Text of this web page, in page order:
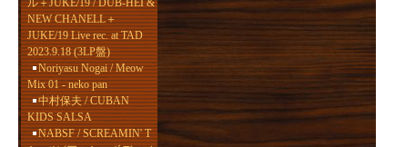
ル＋JUKE/19 / DUB-HEI &
NEW CHANELL＋
JUKE/19 Live rec. at TAD
2023.9.18 (3LP盤)
Noriyasu Nogai / Meow
Mix 01 - neko pan
中村保夫 / CUBAN
KIDS SALSA
NABSF / SCREAMIN' T